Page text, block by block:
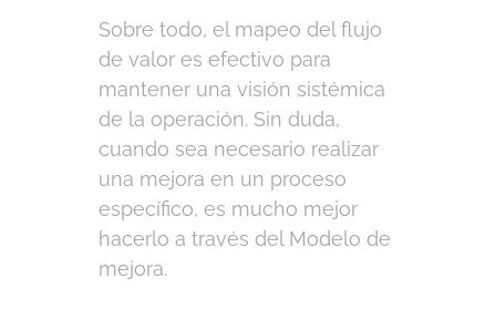
Sobre todo, el mapeo del flujo
de valor es efectivo para
mantener una visión sistémica
de la operación. Sin duda,
cuando sea necesario realizar
una mejora en un proceso
específico, es mucho mejor
hacerlo a través del Modelo de
mejora.